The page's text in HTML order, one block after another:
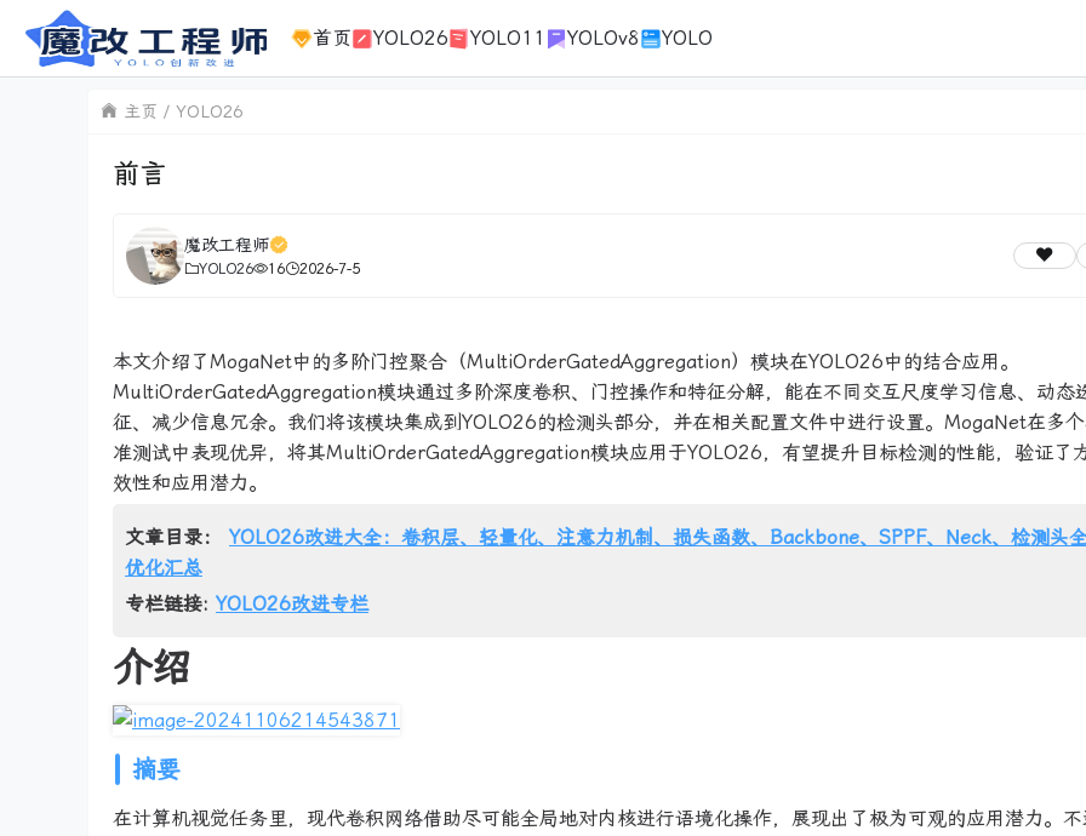
首页 YOLO26 YOLO11 YOLOv8 YOLO
主页 YOLO26
前言
魔改工程师
YOLO26 16 2026-7-5
本文介绍了MogaNet中的多阶门控聚合（MultiOrderGatedAggregation）模块在YOLO26中的结合应用。
MultiOrderGatedAggregation模块通过多阶深度卷积、门控操作和特征分解，能在不同交互尺度学习信息、动态
征、减少信息冗余。我们将该模块集成到YOLO26的检测头部分，并在相关配置文件中进行设置。MogaNet在多
准测试中表现优异，将其MultiOrderGatedAggregation模块应用于YOLO26，有望提升目标检测的性能，验证了
效性和应用潜力。
文章目录： YOLO26改进大全：卷积层、轻量化、注意力机制、损失函数、Backbone、SPPF、Neck、检测头
优化汇总
专栏链接: YOLO26改进专栏
介绍
摘要
在计算机视觉任务里，现代卷积网络借助尽可能全局地对内核进行语境化操作，展现出了极为可观的应用潜力。